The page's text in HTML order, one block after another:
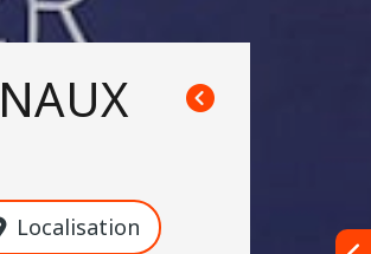
Localisation